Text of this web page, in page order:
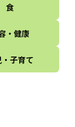
食
・健康
子育て